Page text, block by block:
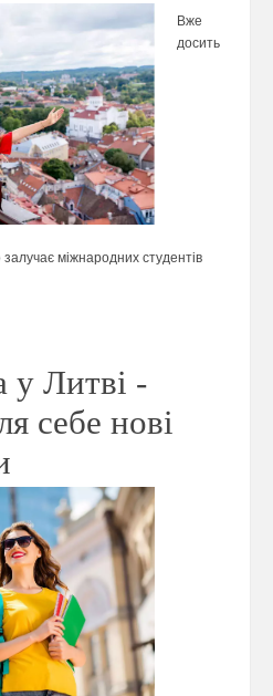
Вже
досить
міжнародних студентів
у Литві -
себе нові